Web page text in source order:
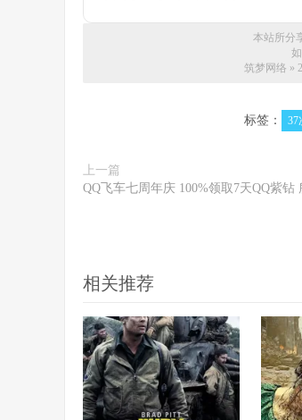
本站所分
筑梦网络 »
标签： 37
上一篇
QQ飞车七周年庆 100%领取7天QQ紫钻
相关推荐